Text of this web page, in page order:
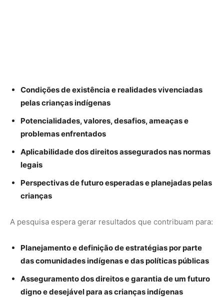
Condições de existência e realidades vivenciadas
pelas crianças indígenas
Potencialidades, valores, desafios, ameaças e
problemas enfrentados
Aplicabilidade dos direitos assegurados nas normas
legais
Perspectivas de futuro esperadas e planejadas pelas
crianças
A pesquisa espera gerar resultados que contribuam para:
Planejamento e definição de estratégias por parte
das comunidades indígenas e das políticas públicas
Asseguramento dos direitos e garantia de um futuro
digno e desejável para as crianças indígenas